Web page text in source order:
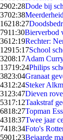
2902:28Dode bij
3702:38
16218:27
7911:30Bierverbod
3612:19Rechter:
12915:17School
3208:17Adam
13719:24Philips
3823:04Granaat
4312:24Steker
31 23:47Dieven
5317:12Taakstraf
6818:27Topman
4318:37Twee jaar
7418:34Foto's
5901:23Bejaarde